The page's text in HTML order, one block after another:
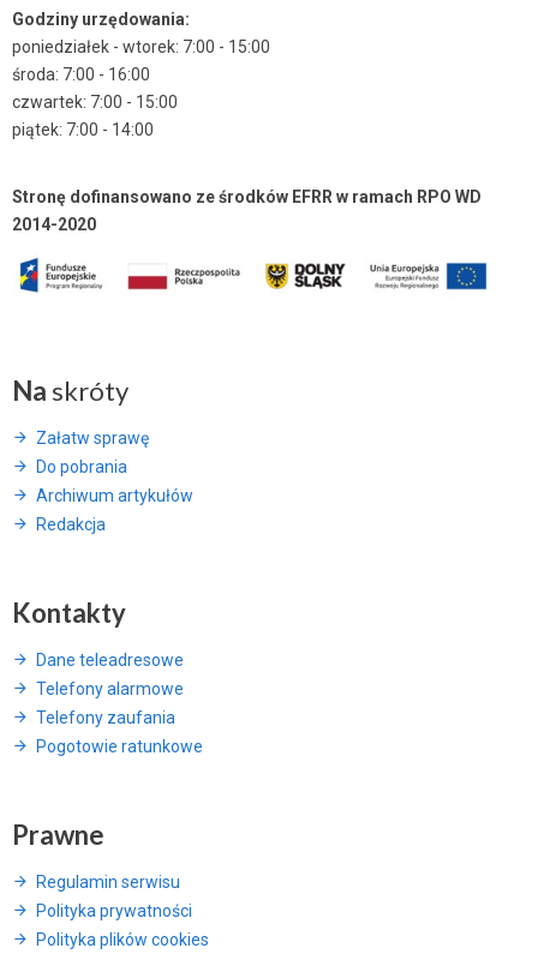
Godziny urzędowania:
poniedziałek - wtorek: 7:00 - 15:00
środa: 7:00 - 16:00
czwartek: 7:00 - 15:00
piątek: 7:00 - 14:00
Stronę dofinansowano ze środków EFRR w ramach RPO WD
2014-2020
Na skróty
Załatw sprawę
Do pobrania
Archiwum artykułów
Redakcja
Kontakty
Dane teleadresowe
Telefony alarmowe
Telefony zaufania
Pogotowie ratunkowe
Prawne
Regulamin serwisu
Polityka prywatności
Polityka plików cookies